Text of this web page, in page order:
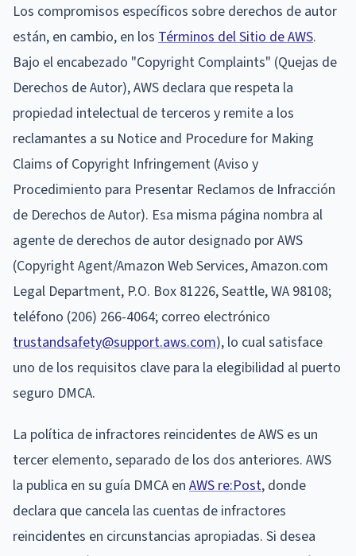
Los compromisos específicos sobre derechos de autor
están, en cambio, en los Términos del Sitio de AWS.
Bajo el encabezado "Copyright Complaints" (Quejas de
Derechos de Autor), AWS declara que respeta la
propiedad intelectual de terceros y remite a los
reclamantes a su Notice and Procedure for Making
Claims of Copyright Infringement (Aviso y
Procedimiento para Presentar Reclamos de Infracción
de Derechos de Autor). Esa misma página nombra al
agente de derechos de autor designado por AWS
(Copyright Agent/Amazon Web Services, Amazon.com
Legal Department, P.O. Box 81226, Seattle, WA 98108;
teléfono (206) 266-4064; correo electrónico
trustandsafety@support.aws.com), lo cual satisface
uno de los requisitos clave para la elegibilidad al puerto
seguro DMCA.
La política de infractores reincidentes de AWS es un
tercer elemento, separado de los dos anteriores. AWS
la publica en su guía DMCA en AWS re:Post, donde
declara que cancela las cuentas de infractores
reincidentes en circunstancias apropiadas. Si desea